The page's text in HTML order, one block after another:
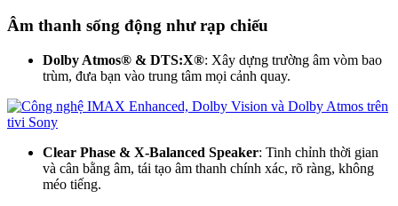
Âm thanh sống động như rạp chiếu
Dolby Atmos® & DTS:X®: Xây dựng trường âm vòm bao
trùm, đưa bạn vào trung tâm mọi cảnh quay.
Clear Phase & X‑Balanced Speaker: Tinh chỉnh thời gian
và cân bằng âm, tái tạo âm thanh chính xác, rõ ràng, không
méo tiếng.